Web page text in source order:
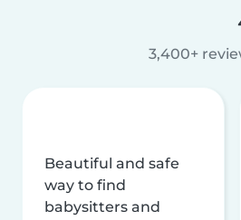
3,400+
Beautiful and safe
way to find
babysitters and